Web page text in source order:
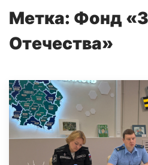
Метка: Фонд
Отечества»